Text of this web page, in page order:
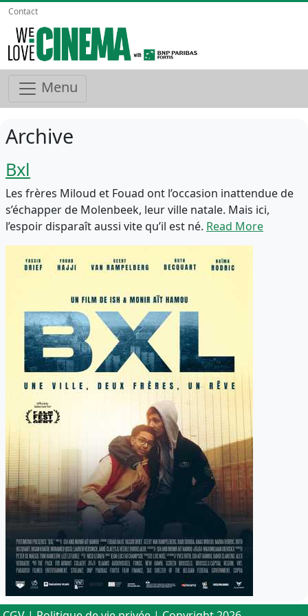
Contact
Menu
Archive
Bxl
Les frères Miloud et Fouad ont l’occasion inattendue de
s’échapper de Molenbeek, leur ville natale. Mais ici,
l’espoir disparaît aussi vite qu’il est né. Read More